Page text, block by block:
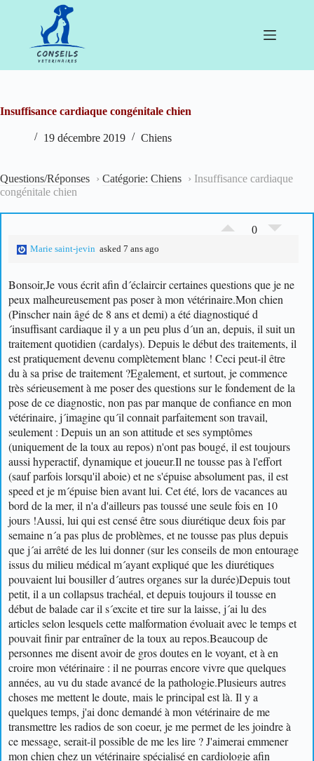
Insuffisance cardiaque congénitale chien
19 décembre 2019 Chiens
Questions/Réponses › Catégorie: Chiens › Insuffisance cardiaque
congénitale chien
0
Marie saint-jevin asked 7 ans ago
Bonsoir,Je vous écrit afin d´éclaircir certaines questions que je ne
peux malheureusement pas poser à mon vétérinaire.Mon chien
(Pinscher nain âgé de 8 ans et demi) a été diagnostiqué d
´insuffisant cardiaque il y a un peu plus d´un an, depuis, il suit un
traitement quotidien (cardalys). Depuis le début des traitements, il
est pratiquement devenu complètement blanc ! Ceci peut-il être
du à sa prise de traitement ?Egalement, et surtout, je commence
très sérieusement à me poser des questions sur le fondement de la
pose de ce diagnostic, non pas par manque de confiance en mon
vétérinaire, j´imagine qu´il connait parfaitement son travail,
seulement : Depuis un an son attitude et ses symptômes
(uniquement de la toux au repos) n'ont pas bougé, il est toujours
aussi hyperactif, dynamique et joueur.Il ne tousse pas à l'effort
(sauf parfois lorsqu'il aboie) et ne s'épuise absolument pas, il est
speed et je m´épuise bien avant lui. Cet été, lors de vacances au
bord de la mer, il n'a d'ailleurs pas toussé une seule fois en 10
jours !Aussi, lui qui est censé être sous diurétique deux fois par
semaine n´a pas plus de problèmes, et ne tousse pas plus depuis
que j´ai arrêté de les lui donner (sur les conseils de mon entourage
issus du milieu médical m´ayant expliqué que les diurétiques
pouvaient lui bousiller d´autres organes sur la durée)Depuis tout
petit, il a un collapsus trachéal, et depuis toujours il tousse en
début de balade car il s´excite et tire sur la laisse, j´ai lu des
articles selon lesquels cette malformation évoluait avec le temps et
pouvait finir par entraîner de la toux au repos.Beaucoup de
personnes me disent avoir de gros doutes en le voyant, et à en
croire mon vétérinaire : il ne pourras encore vivre que quelques
années, au vu du stade avancé de la pathologie.Plusieurs autres
choses me mettent le doute, mais le principal est là. Il y a
quelques temps, j'ai donc demandé à mon vétérinaire de me
transmettre les radios de son coeur, je me permet de les joindre à
ce message, serait-il possible de me les lire ? J'aimerai emmener
mon chien chez un vétérinaire spécialisé en cardiologie afin